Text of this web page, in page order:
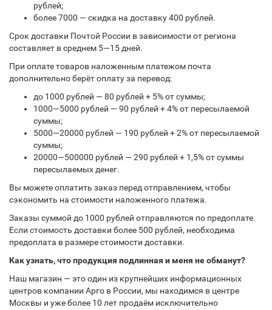
рублей;
более 7000 — скидка на доставку 400 рублей.
Срок доставки Почтой России в зависимости от региона
составляет в среднем 5—15 дней.
При оплате товаров наложенным платежом почта
дополнительно берёт оплату за перевод:
до 1000 рублей — 80 рублей + 5% от суммы;
1000—5000 рублей — 90 рублей + 4% от пересылаемой
суммы;
5000—20000 рублей — 190 рублей + 2% от пересылаемой
суммы;
20000—500000 рублей — 290 рублей + 1,5% от суммы
пересылаемых денег.
Вы можете оплатить заказ перед отправлением, чтобы
сэкономить на стоимости наложенного платежа.
Заказы суммой до 1000 рублей отправляются по предоплате.
Если стоимость доставки более 500 рублей, необходима
предоплата в размере стоимости доставки.
Как узнать, что продукция подлинная и меня не обманут?
Наш магазин — это один из крупнейших информационных
центров компании Арго в России, мы находимся в центре
Москвы и уже более 10 лет продаём исключительно